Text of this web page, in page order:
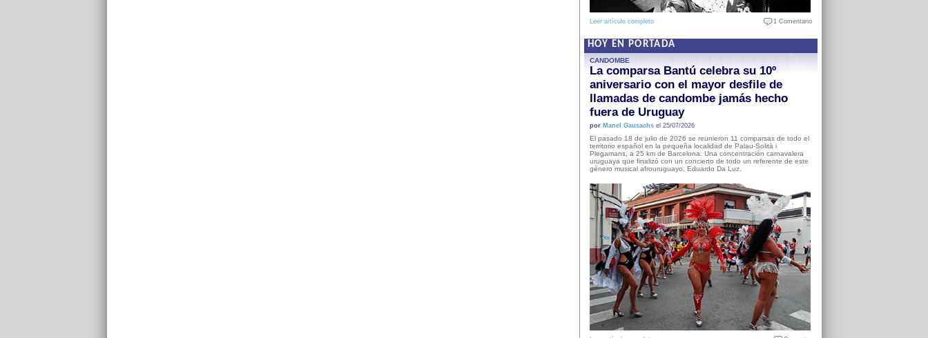
Leer artículo completo 1 Comentario
HOY EN PORTADA
CANDOMBE
La comparsa Bantú celebra su 10º
aniversario con el mayor desfile de
llamadas de candombe jamás hecho
fuera de Uruguay
por Manel Gausachsel 25/07/2026
El pasado 18 de julio de 2026 se reunieron 11 comparsas de todo el
territorio español en la pequeña localidad de Palau-Solità i
Plegamans, a 25 km de Barcelona. Una concentración carnavalera
uruguaya que finalizó con un concierto de todo un referente de este
género musical afrouruguayo, Eduardo Da Luz.